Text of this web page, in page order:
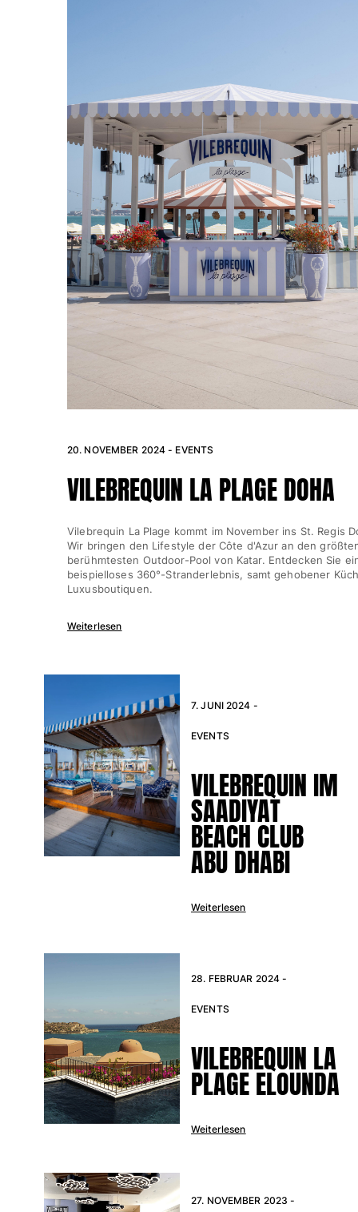
Flip Flops
Loafer
Beachwear-Schuhe
Alle Schuhe anzeigen
Outdoor
Alle Outdoor anzeigen
Socken
Alle Socken anzeigen
Alle Strandspiele anzeigen
Schlüsselanhänger
Alle Schmuck und Uhren anzeigen
Kollaborationen
GESCHENK
DIE VILEBREQUIN-STRÄNDE
Magazin
La Maison Vilebrequin
Geschenkgutchein
Retourenportal
Rückgaberecht
Lieferung
Häufig gestellte fragen
einen Store finden
Kontaktieren sie uns
Verfolgen Sie meine Bestellung
20. NOVEMBER 2024 - EVENTS
VILEBREQUIN LA PLAGE DOHA
Vilebrequin La Plage kommt im November ins St. Regis
Wir bringen den Lifestyle der Côte d'Azur an den
berühmtesten Outdoor-Pool von Katar. Entdecken Sie
beispielloses 360°-Stranderlebnis, samt gehobener
Luxusboutiquen.
Weiterlesen
7. JUNI 2024 -
EVENTS
VILEBREQUIN IM
SAADIYAT
BEACH CLUB
ABU DHABI
Weiterlesen
28. FEBRUAR 2024 -
EVENTS
VILEBREQUIN LA
PLAGE ELOUNDA
Weiterlesen
27. NOVEMBER 2023 -